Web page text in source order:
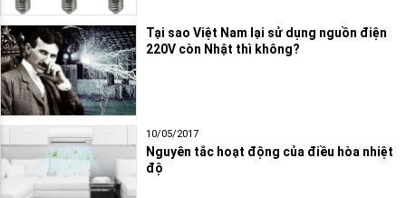
Tại sao Việt Nam lại sử dụng nguồn điện
220V còn Nhật thì không?
10/05/2017
Nguyên tắc hoạt động của điều hòa nhiệt
độ